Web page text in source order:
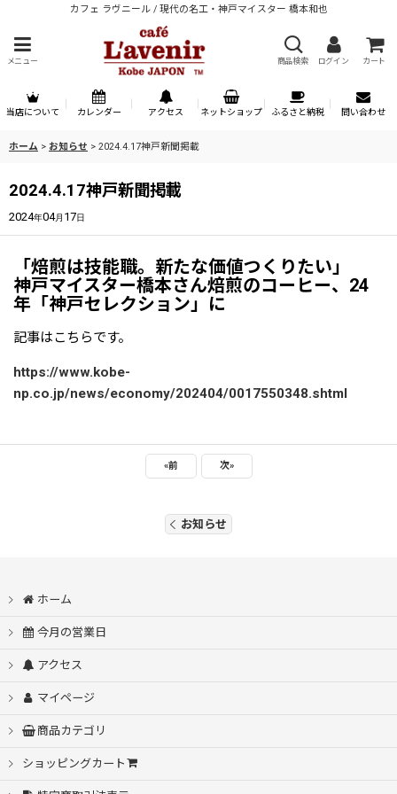
カフェ ラヴニール / 現代の名工・神戸マイスター 橋本和也
メニュー 商品検索 ログイン カート
当店について カレンダー アクセス ネットショップ ふるさと納税 問い合わせ
ホーム > お知らせ > 2024.4.17神戸新聞掲載
2024.4.17神戸新聞掲載
2024年04月 17日
「焙煎は技能職。新たな価値つくりたい」
神戸マイスター橋本さん焙煎のコーヒー、24
年「神戸セレクション」に
記事はこちらです。
https://www.kobe-
np.co.jp/news/economy/202404/0017550348.shtml
«前 次»
お知らせ
ホーム
今月の営業日
アクセス
マイページ
商品カテゴリ
ショッピングカート